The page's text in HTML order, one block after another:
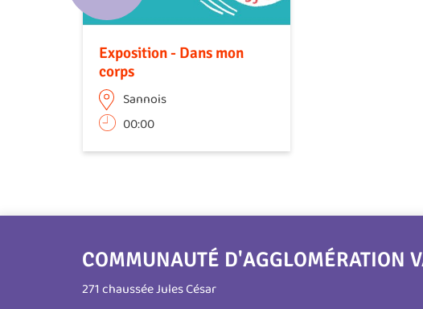
Exposition - Dans mon
corps
Sannois
00:00
COMMUNAUTÉ D'AGGLOMÉRATION
271 chaussée Jules César